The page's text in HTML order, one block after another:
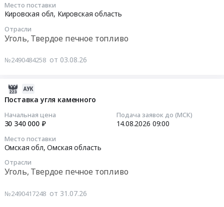
Место поставки
Кировская обл, Кировская область
Отрасли
Уголь, Твердое печное топливо
№2490484258 от 03.08.26
Поставка угля каменного
Начальная цена
30 340 000 ₽
Подача заявок до (МСК)
14.08.2026 09:00
Место поставки
Омская обл,Омская область
Отрасли
Уголь, Твердое печное топливо
№2490417248 от 31.07.26